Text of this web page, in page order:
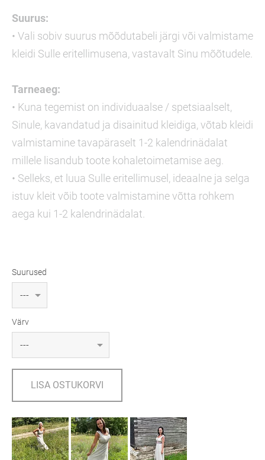
Suurus:
• Vali sobiv suurus mõõdutabeli järgi või valmistame
kleidi Sulle eritellimusena, vastavalt Sinu mõõtudele.
Tarneaeg:
• Kuna tegemist on individuaalse / spetsiaalselt,
Sinule, kavandatud ja disainitud kleidiga, võtab kleidi
valmistamine tavapäraselt 1-2 kalendrinädalat
millele lisandub toote kohaletoimetamise aeg.
• Selleks, et luua Sulle eritellimusel, ideaalne ja selga
istuv kleit võib toote valmistamine võtta rohkem
aega kui 1-2 kalendrinädalat.
Suurused
Värv
LISA OSTUKORVI